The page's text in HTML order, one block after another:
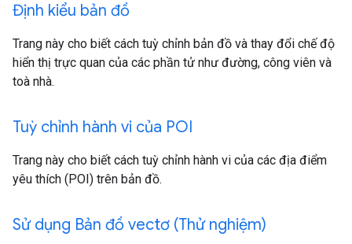
Định kiểu bản đồ
Trang này cho biết cách tuỳ chỉnh bản đồ và thay đổi chế độ
hiển thị trực quan của các phần tử như đường, công viên và
toà nhà.
Tuỳ chỉnh hành vi của POI
Trang này cho biết cách tuỳ chỉnh hành vi của các địa điểm
yêu thích (POI) trên bản đồ.
Sử dụng Bản đồ vectơ (Thử nghiệm)